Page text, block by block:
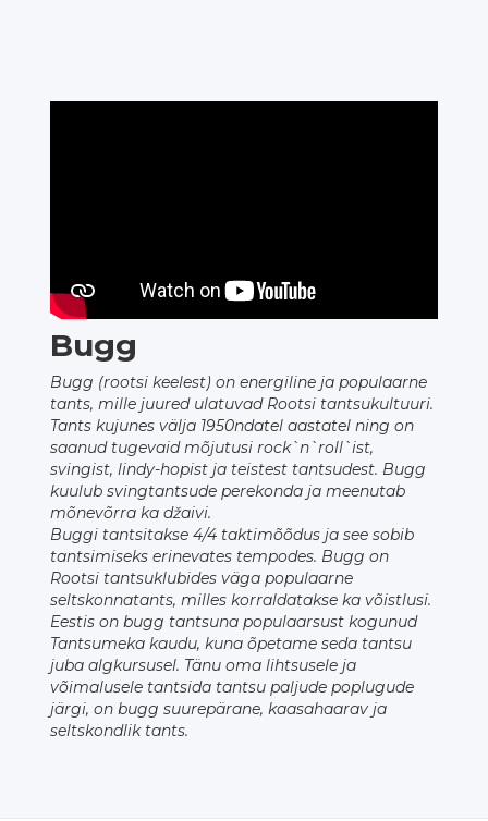
Bugg
Bugg (rootsi keelest) on energiline ja populaarne
tants, mille juured ulatuvad Rootsi tantsukultuuri.
Tants kujunes välja 1950ndatel aastatel ning on
saanud tugevaid mõjutusi rock`n`roll`ist,
svingist, lindy-hopist ja teistest tantsudest. Bugg
kuulub svingtantsude perekonda ja meenutab
mõnevõrra ka džaivi.
Buggi tantsitakse 4/4 taktimõõdus ja see sobib
tantsimiseks erinevates tempodes. Bugg on
Rootsi tantsuklubides väga populaarne
seltskonnatants, milles korraldatakse ka võistlusi.
Eestis on bugg tantsuna populaarsust kogunud
Tantsumeka kaudu, kuna õpetame seda tantsu
juba algkursusel. Tänu oma lihtsusele ja
võimalusele tantsida tantsu paljude poplugude
järgi, on bugg suurepärane, kaasahaarav ja
seltskondlik tants.